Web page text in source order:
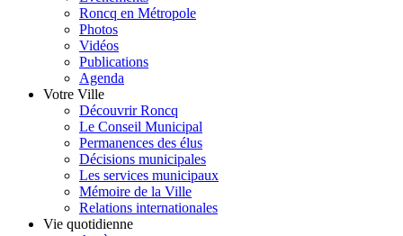
Roncq en Métropole
Photos
Vidéos
Publications
Agenda
Votre Ville
Découvrir Roncq
Le Conseil Municipal
Permanences des élus
Décisions municipales
Les services municipaux
Mémoire de la Ville
Relations internationales
Vie quotidienne